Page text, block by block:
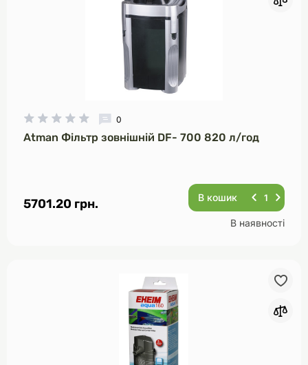
0
Atman Фільтр зовнішній DF- 700 820 л/год
5701.20 грн. В кошик
В наявності